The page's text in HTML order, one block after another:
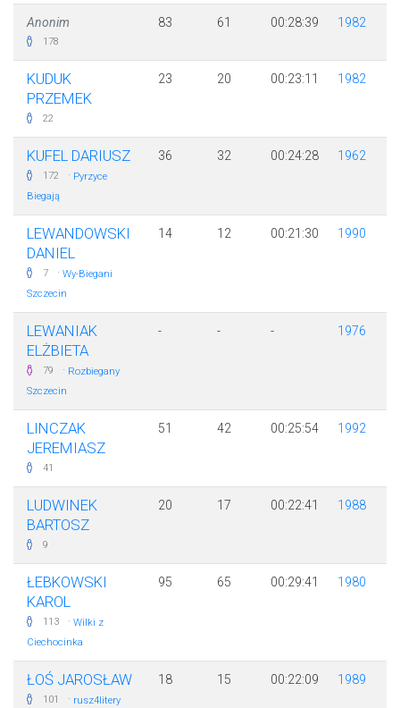
Anonim
178
83 61 00:28:39 1982
KUDUK
PRZEMEK
22
23 20 00:23:11 1982
KUFEL DARIUSZ
172 · Pyrzyce
Biegają
36 32 00:24:28 1962
LEWANDOWSKI
DANIEL
7 · Wy-Biegani
Szczecin
14 12 00:21:30 1990
LEWANIAK
ELŻBIETA
79 · Rozbiegany
Szczecin
- - - 1976
LINCZAK
JEREMIASZ
41
51 42 00:25:54 1992
LUDWINEK
BARTOSZ
9
20 17 00:22:41 1988
ŁEBKOWSKI
KAROL
113 · Wilki z
Ciechocinka
95 65 00:29:41 1980
ŁOŚ JAROSŁAW
101 · rusz4litery
18 15 00:22:09 1989